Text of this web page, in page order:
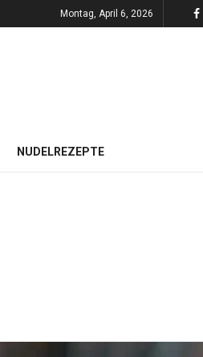
Montag, April 6, 2026
NUDELREZEPTE